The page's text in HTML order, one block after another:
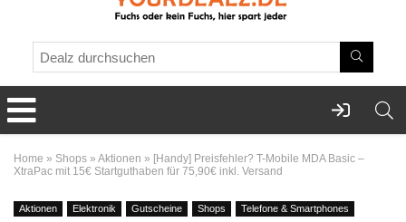
Home » Shops » Aktionen » [Handy] Preisfehler? T-Mobile MDA Basic –
XtraPac mit 15€ Startguthaben für 75,90€ inkl. Versand
Aktionen Elektronik Gutscheine Shops Telefone & Smartphones